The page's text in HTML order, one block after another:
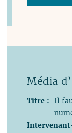
Titre : Il